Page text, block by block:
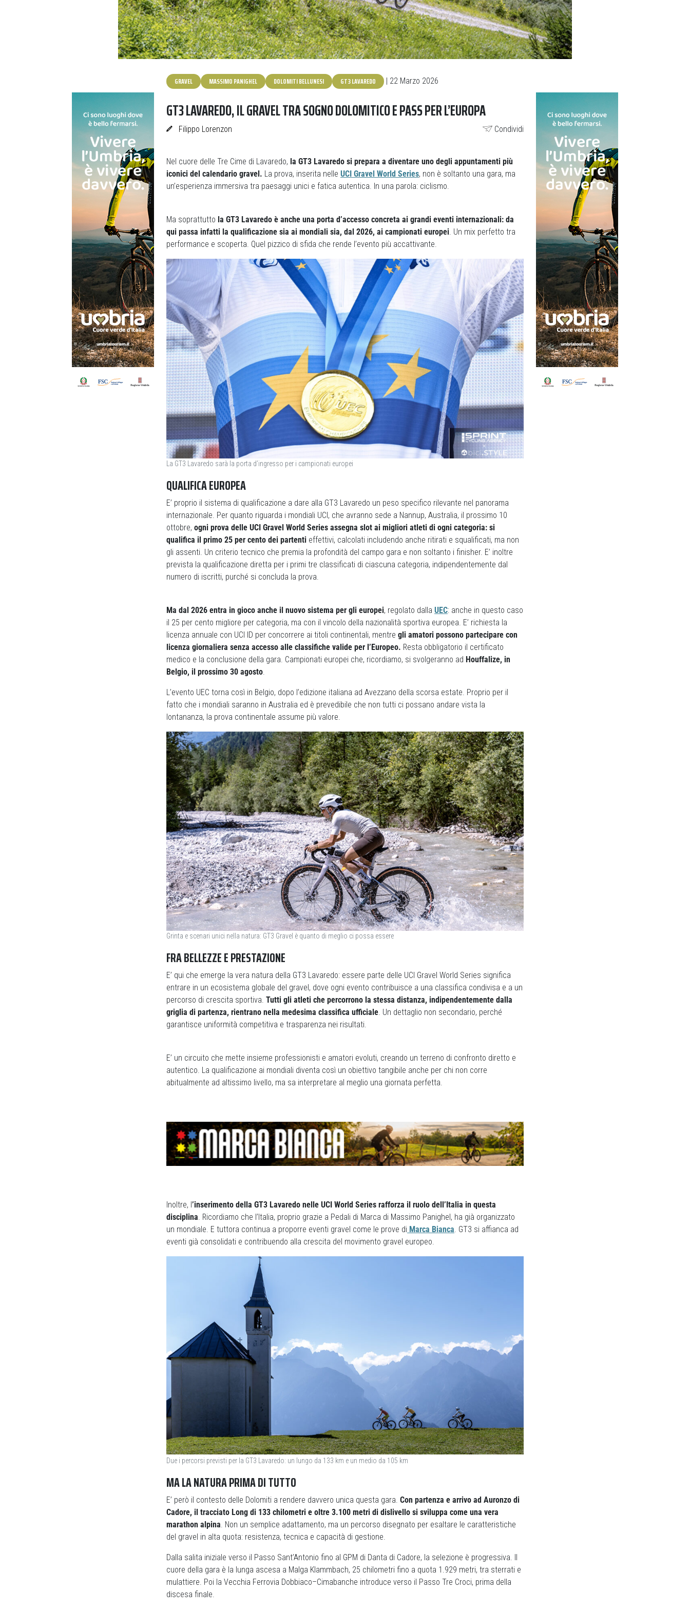
GRAVEL MASSIMO PANIGHEL DOLOMITI BELLUNESI GT3 LAVAREDO | 22 Marzo 2026
GT3 LAVAREDO, IL GRAVEL TRA SOGNO DOLOMITICO E PASS PER L’EUROPA
Filippo Lorenzon Condividi
Nel cuore delle Tre Cime di Lavaredo, la GT3 Lavaredo si prepara a diventare uno degli appuntamenti più
iconici del calendario gravel. La prova, inserita nelle UCI Gravel World Series, non è soltanto una gara, ma
un’esperienza immersiva tra paesaggi unici e fatica autentica. In una parola: ciclismo.
Ma soprattutto la GT3 Lavaredo è anche una porta d’accesso concreta ai grandi eventi internazionali: da
qui passa infatti la qualificazione sia ai mondiali sia, dal 2026, ai campionati europei. Un mix perfetto tra
performance e scoperta. Quel pizzico di sfida che rende l’evento più accattivante.
La GT3 Lavaredo sarà la porta d’ingresso per i campionati europei
QUALIFICA EUROPEA
E’ proprio il sistema di qualificazione a dare alla GT3 Lavaredo un peso specifico rilevante nel panorama
internazionale. Per quanto riguarda i mondiali UCI, che avranno sede a Nannup, Australia, il prossimo 10
ottobre, ogni prova delle UCI Gravel World Series assegna slot ai migliori atleti di ogni categoria: si
qualifica il primo 25 per cento dei partenti effettivi, calcolati includendo anche ritirati e squalificati, ma non
gli assenti. Un criterio tecnico che premia la profondità del campo gara e non soltanto i finisher. E’ inoltre
prevista la qualificazione diretta per i primi tre classificati di ciascuna categoria, indipendentemente dal
numero di iscritti, purché si concluda la prova.
Ma dal 2026 entra in gioco anche il nuovo sistema per gli europei, regolato dalla UEC: anche in questo caso
il 25 per cento migliore per categoria, ma con il vincolo della nazionalità sportiva europea. E’ richiesta la
licenza annuale con UCI ID per concorrere ai titoli continentali, mentre gli amatori possono partecipare con
licenza giornaliera senza accesso alle classifiche valide per l’Europeo. Resta obbligatorio il certificato
medico e la conclusione della gara. Campionati europei che, ricordiamo, si svolgeranno ad Houffalize, in
Belgio, il prossimo 30 agosto
L’evento UEC torna così in Belgio, dopo l’edizione italiana ad Avezzano della scorsa estate. Proprio per il
fatto che i mondiali saranno in Australia ed è prevedibile che non tutti ci possano andare vista la
lontananza, la prova continentale assume più valore.
Grinta e scenari unici nella natura: GT3 Gravel è quanto di meglio ci possa essere
FRA BELLEZZE E PRESTAZIONE
E’ qui che emerge la vera natura della GT3 Lavaredo: essere parte delle UCI Gravel World Series significa
entrare in un ecosistema globale del gravel, dove ogni evento contribuisce a una classifica condivisa e a un
percorso di crescita sportiva. Tutti gli atleti che percorrono la stessa distanza, indipendentemente dalla
griglia di partenza, rientrano nella medesima classifica ufficiale. Un dettaglio non secondario, perché
garantisce uniformità competitiva e trasparenza nei risultati.
E’ un circuito che mette insieme professionisti e amatori evoluti, creando un terreno di confronto diretto e
autentico. La qualificazione ai mondiali diventa così un obiettivo tangibile anche per chi non corre
abitualmente ad altissimo livello, ma sa interpretare al meglio una giornata perfetta.
Inoltre, l’inserimento della GT3 Lavaredo nelle UCI World Series rafforza il ruolo dell’Italia in questa
disciplina. Ricordiamo che l’Italia, proprio grazie a Pedali di Marca di Massimo Panighel, ha già organizzato
un mondiale. E tuttora continua a proporre eventi gravel come le prove di Marca Bianca. GT3 si affianca ad
eventi già consolidati e contribuendo alla crescita del movimento gravel europeo.
Due i percorsi previsti per la GT3 Lavaredo: un lungo da 133 km e un medio da 105 km
MA LA NATURA PRIMA DI TUTTO
E’ però il contesto delle Dolomiti a rendere davvero unica questa gara. Con partenza e arrivo ad Auronzo di
Cadore, il tracciato Long di 133 chilometri e oltre 3.100 metri di dislivello si sviluppa come una vera
marathon alpina. Non un semplice adattamento, ma un percorso disegnato per esaltare le caratteristiche
del gravel in alta quota: resistenza, tecnica e capacità di gestione.
Dalla salita iniziale verso il Passo Sant’Antonio fino al GPM di Danta di Cadore, la selezione è progressiva. Il
cuore della gara è la lunga ascesa a Malga Klammbach, 25 chilometri fino a quota 1.929 metri, tra sterrati e
mulattiere. Poi la Vecchia Ferrovia Dobbiaco–Cimabanche introduce verso il Passo Tre Croci, prima della
discesa finale.